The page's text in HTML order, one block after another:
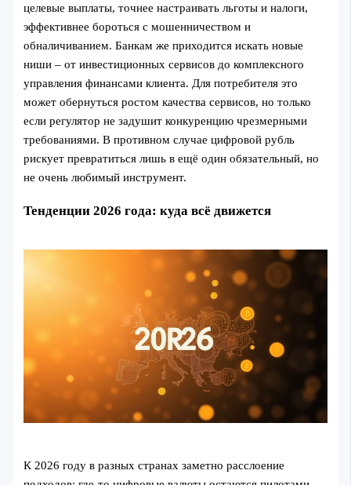
целевые выплаты, точнее настраивать льготы и налоги,
эффективнее бороться с мошенничеством и
обналичиванием. Банкам же приходится искать новые
ниши – от инвестиционных сервисов до комплексного
управления финансами клиента. Для потребителя это
может обернуться ростом качества сервисов, но только
если регулятор не задушит конкуренцию чрезмерными
требованиями. В противном случае цифровой рубль
рискует превратиться лишь в ещё один обязательный, но
не очень любимый инструмент.
Тенденции 2026 года: куда всё движется
К 2026 году в разных странах заметно расслоение